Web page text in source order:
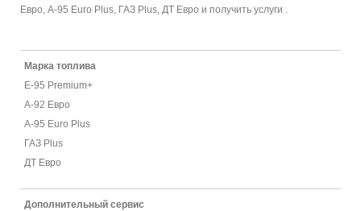
Евро, А-95 Euro Plus, ГАЗ Plus, ДТ Евро и получить услуги .
Марка топлива
E-95 Premium+
А-92 Евро
А-95 Euro Plus
ГАЗ Plus
ДТ Евро
Дополнительный сервис